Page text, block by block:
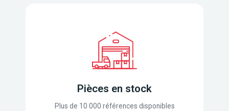
Pièces en stock
Plus de 10 000 références disponibles